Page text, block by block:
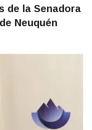
de la Senadora
Neuquén